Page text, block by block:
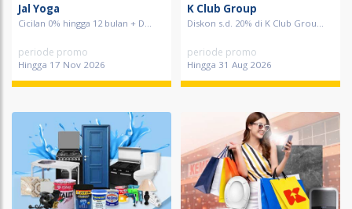
Jal Yoga
Cicilan 0% hingga 12 bulan + D...
periode promo
Hingga 17 Nov 2026
K Club Group
Diskon s.d. 20% di K Club Grou...
periode promo
Hingga 31 Aug 2026